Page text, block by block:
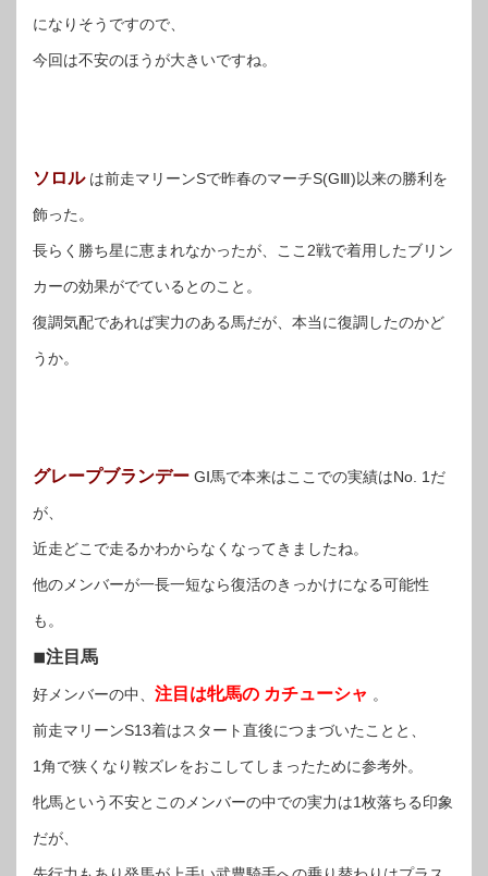
になりそうですので、
今回は不安のほうが大きいですね。
ソロルは前走マリーンSで昨春のマーチS(GⅢ)以来の勝利を
飾った。
長らく勝ち星に恵まれなかったが、ここ2戦で着用したブリン
カーの効果がでているとのこと。
復調気配であれば実力のある馬だが、本当に復調したのかど
うか。
グレープブランデー GⅠ馬で本来はここでの実績はNo. 1だ
が、
近走どこで走るかわからなくなってきましたね。
他のメンバーが一長一短なら復活のきっかけになる可能性
も。
◾︎注目馬
好メンバーの中、 注目は牝馬の カチューシャ 。
前走マリーンS13着はスタート直後につまづいたことと、
1角で狭くなり鞍ズレをおこしてしまったために参考外。
牝馬という不安とこのメンバーの中での実力は1枚落ちる印象
だが、